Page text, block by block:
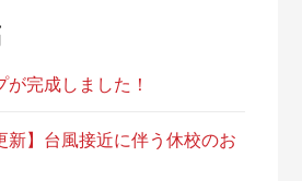
完成しました！
新】台風接近に伴う休校のお